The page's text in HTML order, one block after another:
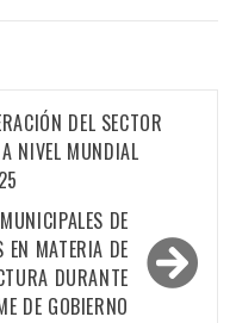
DEL SECTOR
NIVEL MUNDIAL
DE
EN MATERIA DE
DURANTE
DE GOBIERNO